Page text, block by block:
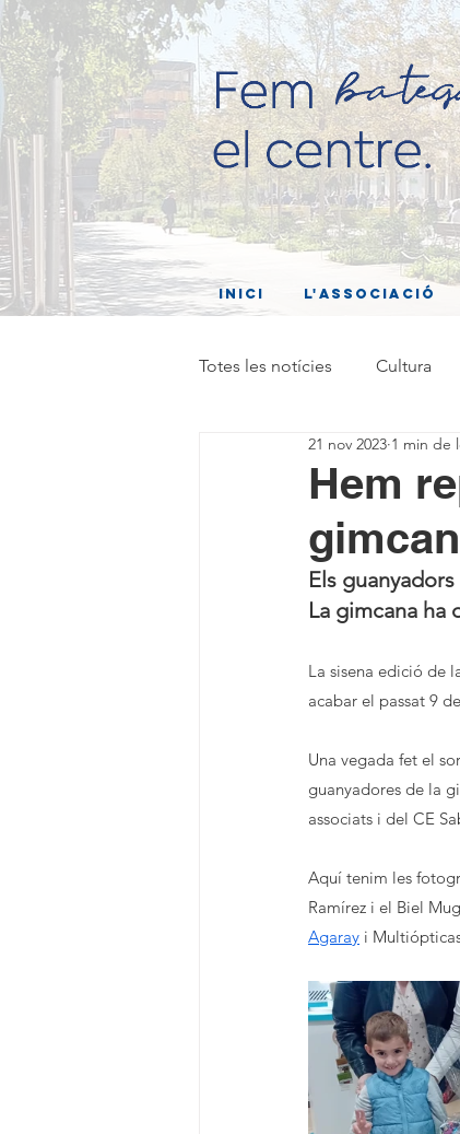
Inici L'associació
Totes les notícies Cultura
Hem
21 nov 2023 1 min de
Els
La gimcana
La sisena edició de
acabar el passat 9
Una vegada fet el
guanyadores de la
associats i del CE
Aquí tenim les
Ramírez i el Biel
Agaray i